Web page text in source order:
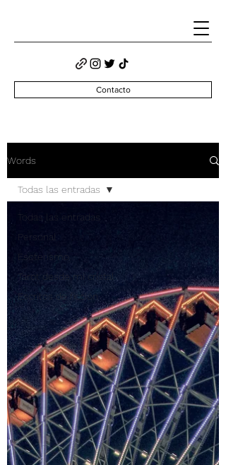
Contacto
Words
Todas las entradas
Personal
Esoterismo
Tarot desde mi cristal
Escritos de ficción
Todas las entradas